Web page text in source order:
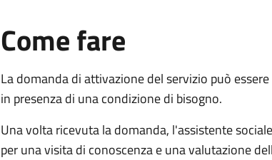
Come fare
La domanda di attivazione del servizio può
in presenza di una condizione di bisogno.
Una volta ricevuta la domanda, l'assistente
per una visita di conoscenza e una valutazione